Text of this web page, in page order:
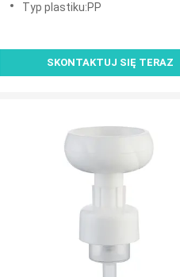
Typ plastiku:PP
SKONTAKTUJ SIĘ TERAZ